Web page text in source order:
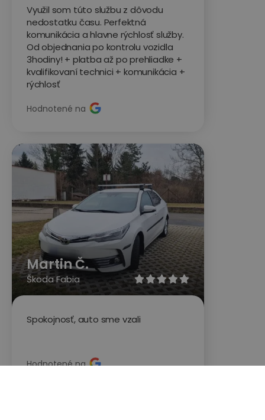
Využil som túto službu z dôvodu
nedostatku času. Perfektná
komunikácia a hlavne rýchlosť služby.
Od objednania po kontrolu vozidla
3hodiny! + platba až po prehliadke +
kvalifikovaní technici + komunikácia +
rýchlosť
Hodnotené na

Martin Č.
Škoda Fabia
Spokojnosť, auto sme vzali
Hodnotené na